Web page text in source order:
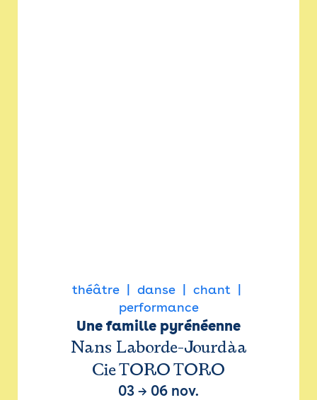
théâtre danse
chant
performance
Une famille pyrénéenne
Nans Laborde-Jourdàa
Cie TORO TORO
03 → 06 nov.